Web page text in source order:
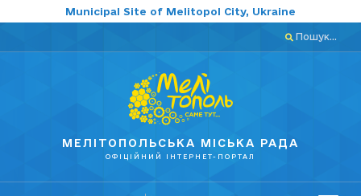
Municipal Site of Melitopol City, Ukraine
Пошук...
МЕЛІТОПОЛЬСЬКА МІСЬКА РАДА
ОФІЦІЙНИЙ ІНТЕРНЕТ-ПОРТАЛ